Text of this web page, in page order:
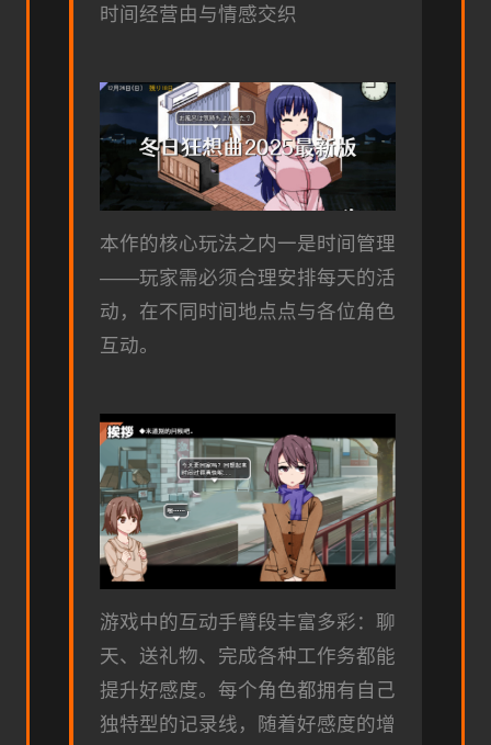
时间经营由与情感交织
本作的核心玩法之内一是时间管理
——玩家需必须合理安排每天的活
动，在不同时间地点点与各位角色
互动。
游戏中的​​互动手臂段丰富多彩​​：聊
天、送礼物、完成各种工作务都能
提升好感度。每个角色都拥有自己
独特型的记录线，随着好感度的增